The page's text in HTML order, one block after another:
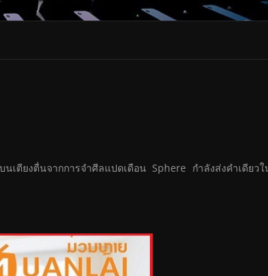
ตียงตื่นจากการจำศีลแปดเดือน Sphere กำลังส่งคำเดียวใ